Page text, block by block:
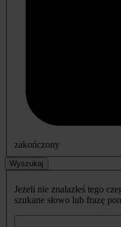
zakończony
Wyszukaj
Jeżeli nie znalazłeś tego
szukane słowo lub frazę